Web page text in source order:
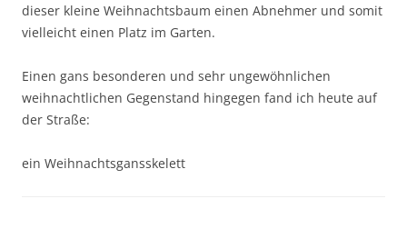
dieser kleine Weihnachtsbaum einen Abnehmer und somit
vielleicht einen Platz im Garten.
Einen gans besonderen und sehr ungewöhnlichen
weihnachtlichen Gegenstand hingegen fand ich heute auf
der Straße:
ein Weihnachtsgansskelett